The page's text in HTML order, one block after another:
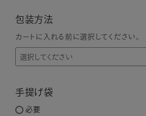
包装方法
カートに入れる前に選択してください。
手提げ袋
必要